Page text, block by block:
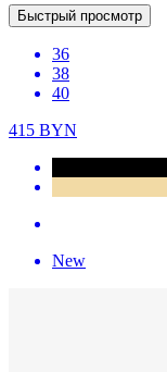
Быстрый просмотр
36
38
40
415 BYN
New